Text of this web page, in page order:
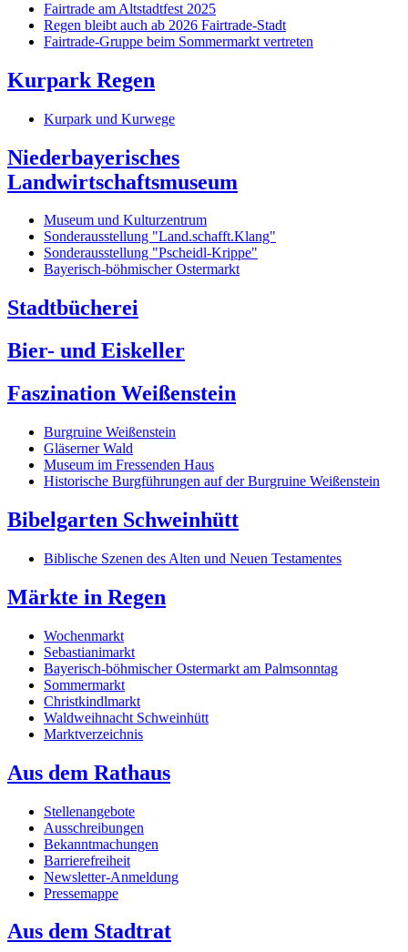
Fairtrade am Altstadtfest 2025
Regen bleibt auch ab 2026 Fairtrade-Stadt
Fairtrade-Gruppe beim Sommermarkt vertreten
Kurpark Regen
Kurpark und Kurwege
Niederbayerisches
Landwirtschaftsmuseum
Museum und Kulturzentrum
Sonderausstellung "Land.schafft.Klang"
Sonderausstellung "Pscheidl-Krippe"
Bayerisch-böhmischer Ostermarkt
Stadtbücherei
Bier- und Eiskeller
Faszination Weißenstein
Burgruine Weißenstein
Gläserner Wald
Museum im Fressenden Haus
Historische Burgführungen auf der Burgruine Weißenstein
Bibelgarten Schweinhütt
Biblische Szenen des Alten und Neuen Testamentes
Märkte in Regen
Wochenmarkt
Sebastianimarkt
Bayerisch-böhmischer Ostermarkt am Palmsonntag
Sommermarkt
Christkindlmarkt
Waldweihnacht Schweinhütt
Marktverzeichnis
Aus dem Rathaus
Stellenangebote
Ausschreibungen
Bekanntmachungen
Barrierefreiheit
Newsletter-Anmeldung
Pressemappe
Aus dem Stadtrat